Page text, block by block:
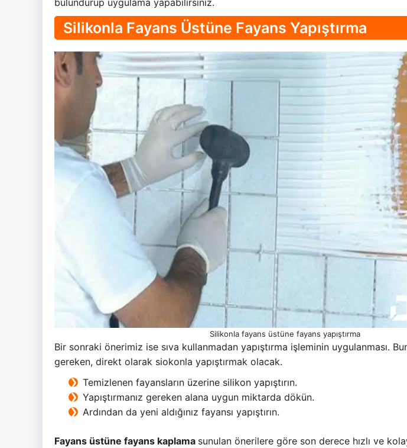
bulundurup uygulama yapabilirsiniz.
Silikonla Fayans Üstüne Fayans Yapıştırma
Silikonla fayans üstüne fayans yapıştırma
Bir sonraki önerimiz ise sıva kullanmadan yapıştırma işleminin uygulanması.
gereken, direkt olarak siokonla yapıştırmak olacak.
Temizlenen fayansların üzerine silikon yapıştırın.
Yapıştırmanız gereken alana uygun miktarda dökün.
Ardından da yeni aldığınız fayansı yapıştırın.
Fayans üstüne fayans kaplama sunulan önerilere göre son derece hızlı ve